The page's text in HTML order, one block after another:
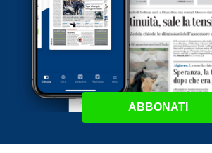
ABBONATI